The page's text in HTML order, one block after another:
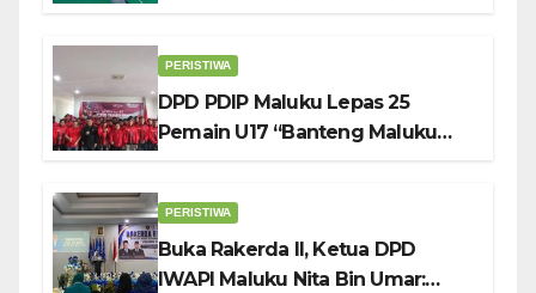
PERISTIWA
DPD PDIP Maluku Lepas 25
Pemain U17 “Banteng Maluku
PERISTIWA
Buka Rakerda II, Ketua DPD
IWAPI Maluku Nita Bin Umar: